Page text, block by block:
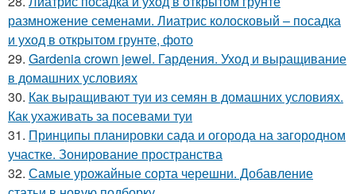
размножение семенами. Лиатрис колосковый – посадка
и уход в открытом грунте, фото
29. Gardenia crown jewel. Гардения. Уход и выращивание
в домашних условиях
30. Как выращивают туи из семян в домашних условиях.
Как ухаживать за посевами туи
31. Принципы планировки сада и огорода на загородном
участке. Зонирование пространства
32. Самые урожайные сорта черешни. Добавление